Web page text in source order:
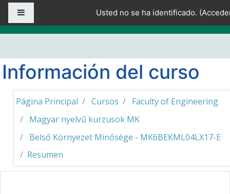
Salta al contenido principal
Usted no se ha identificado. (
Información del curso
Página Principal Cursos
Faculty of Engineering
Magyar nyelvű kurzusok MK
Belső Környezet Minősége - MK6BEKML04LX17-E
Resumen